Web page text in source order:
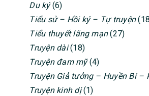
Du ký(6)
Tiểu sử – Hồi ký – Tự truyện
Tiểu thuyết lãng mạn(27)
Truyện dài(18)
Truyện đam mỹ(4)
Truyện Giả tưởng – Huyền Bí –
Truyện kinh dị(1)